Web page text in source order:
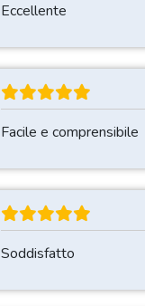
Eccellente
Facile e comprensibile
Soddisfatto